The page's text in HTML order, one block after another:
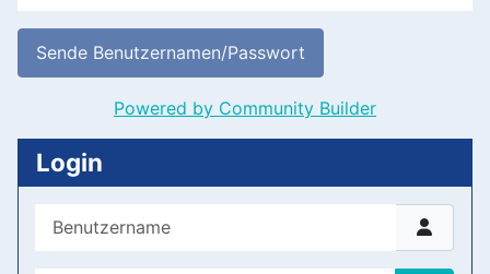
Powered by Community Builder
Login
Benutzername